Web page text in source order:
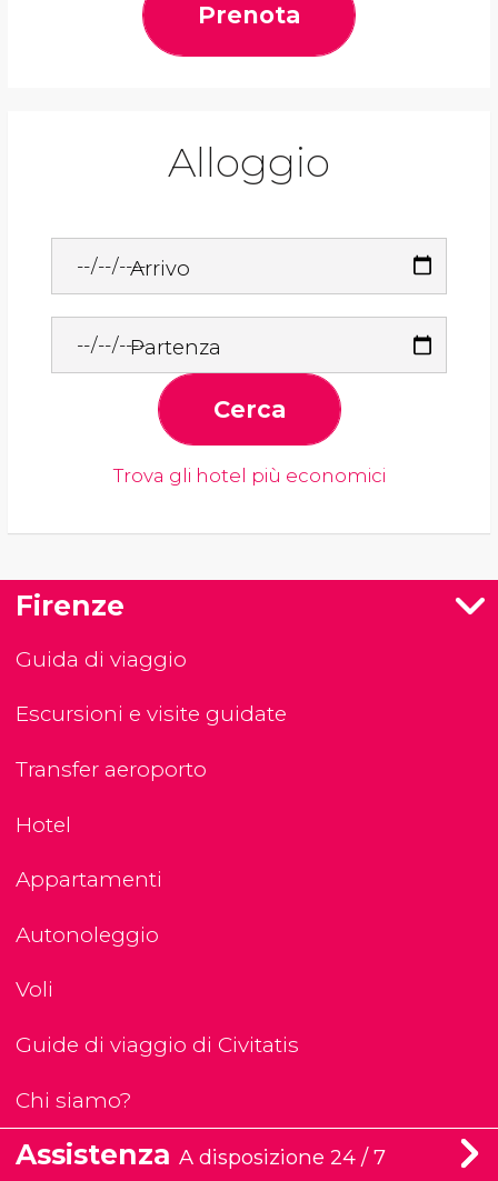
Prenota
Alloggio
Arrivo
Partenza
Cerca
Trova gli hotel più economici
Firenze
Guida di viaggio
Escursioni e visite guidate
Transfer aeroporto
Hotel
Appartamenti
Autonoleggio
Voli
Guide di viaggio di Civitatis
Chi siamo?
Assistenza A disposizione 24 / 7